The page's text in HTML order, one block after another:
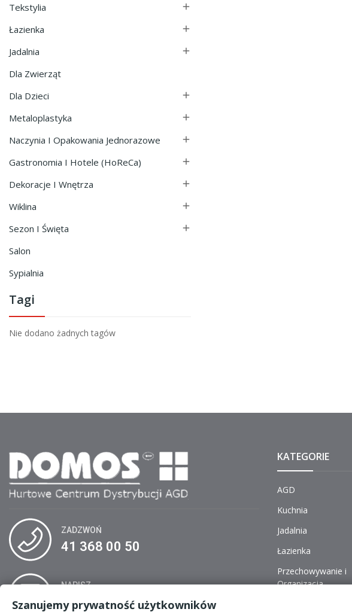
Tekstylia 
Łazienka 
Jadalnia 
Dla Zwierząt
Dla Dzieci

Metaloplastyka 
Naczynia I Opakowania Jednorazowe 
Gastronomia I Hotele (HoReCa) 
Dekoracje I Wnętrza 
Wiklina 
Sezon I Święta 
Salon
Sypialnia
Tagi
Nie dodano żadnych tagów
ZADZWOŃ
41 368 00 50
NAPISZ
biuro@domos.kielce.pl
KATEGORIE
AGD
Kuchnia
Jadalnia
Łazienka
Przechowywanie i
Organizacja
Szanujemy prywatność użytkowników